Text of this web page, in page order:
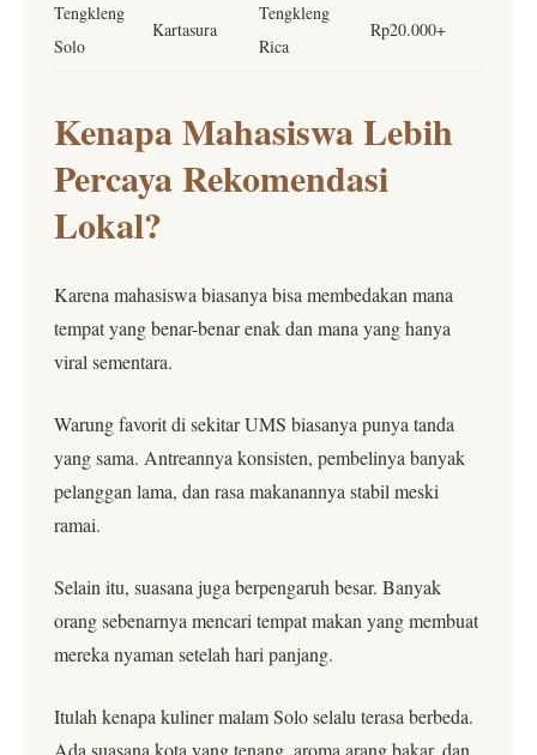
Tengkleng
Solo
Kartasura
Tengkleng
Rica
Rp20.000+
Kenapa Mahasiswa Lebih
Percaya Rekomendasi
Lokal?
Karena mahasiswa biasanya bisa membedakan mana
tempat yang benar-benar enak dan mana yang hanya
viral sementara.
Warung favorit di sekitar UMS biasanya punya tanda
yang sama. Antreannya konsisten, pembelinya banyak
pelanggan lama, dan rasa makanannya stabil meski
ramai.
Selain itu, suasana juga berpengaruh besar. Banyak
orang sebenarnya mencari tempat makan yang membuat
mereka nyaman setelah hari panjang.
Itulah kenapa kuliner malam Solo selalu terasa berbeda.
Ada suasana kota yang tenang, aroma arang bakar, dan